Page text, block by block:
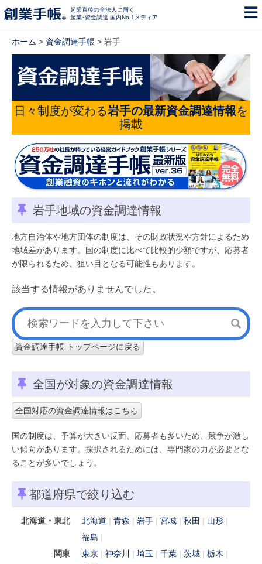
起業直後の全法人に届く
起業･資金調達 国内No.1メディア
ホーム > 資金調達手帳 > 岩手
日々制度が変わる岩手の最新資金調達情報を
掲載
岩手地域の資金調達情報
地方自治体や地方団体の制度は、その財政状況や方針によるため
地域差があります。国の制度に比べて比較的少額ですが、応募者
が限られるため、狙い目となる可能性もあります。
該当する情報がありませんでした。
資金調達手帳 トップページに戻る
全国が対象の資金調達情報
全国対応の資金調達情報はこちら
国の制度は、予算が大きい反面、応募者も多いため、競争が激し
い傾向があります。採択されるためには、専門家の力が必要とな
ることが多いでしょう。
都道府県で絞り込む
北海道・東北 北海道 青森 岩手 宮城 秋田
山形
福島
関東
東京 神奈川 埼玉 千葉 茨城
栃木